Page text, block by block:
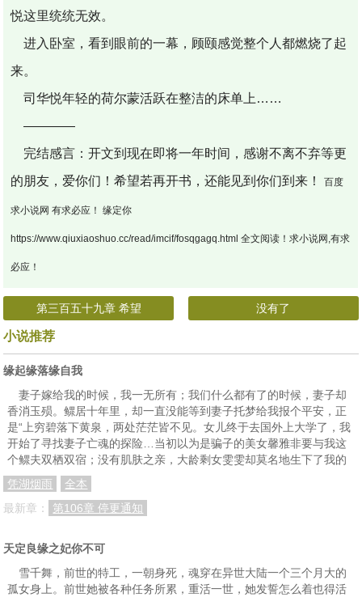
悦这里统统无效。
进入卧室，看到眼前的一幕，顾颐感觉整个人都燃烧了起
来。
司华悦年轻的荷尔蒙活跃在整洁的床单上……
————
完结感言：开文到现在即将一年时间，感谢不离不弃等更
的朋友，爱你们！希望若再开书，还能见到你们到来！百度
求小说网 有求必应！ 缘定你
https://www.qiuxiaoshuo.cc/read/imcif/fosqgagq.html 全文阅读！求小说网,有求
必应！
第三百五十九章 希望 没有了
小说推荐
缘起缘落缘自我
妻子嫁给我的时候，我一无所有；我们什么都有了的时候，妻子却
香消玉殒。鳏居十年里，却一直没能等到妻子托梦给我报个平安，正
是“上穷碧落下黄泉，两处茫茫皆不见。女儿终于去国外上大学了，我
开始了寻找妻子亡魂的探险…当初以为是骗子的美女馨雅非要与我这
个鳏夫双栖双宿；没有肌肤之亲，大龄剩女雯雯却莫名地生下了我的
凭湖烟雨
全本
最新章：
第106章 停更通知
天定良缘之妃你不可
雪千舞，前世的特工，一朝身死，魂穿在异世大陆一个三个月大的
孤女身上。前世她被各种任务所累，重活一世，她发誓怎么着也得活